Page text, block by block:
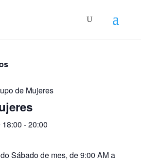
de Mujeres
18:00 -20:00
Sábado de mes, de 9:00 AM a